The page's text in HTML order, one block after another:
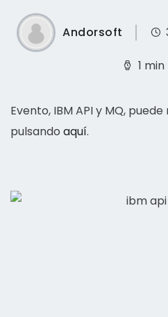
Andorsoft
1
Evento, IBM API y MQ,
pulsando aquí.